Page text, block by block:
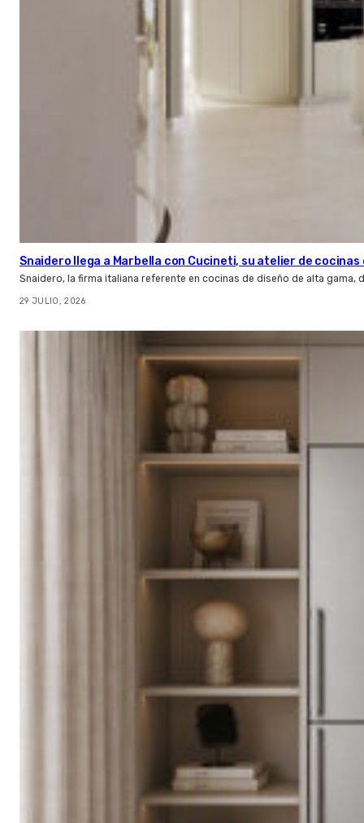
Snaidero llega a Marbella con Cucineti, su atelier de cocinas
Snaidero, la firma italiana referente en cocinas de diseño de alta gama,
29 JULIO, 2026